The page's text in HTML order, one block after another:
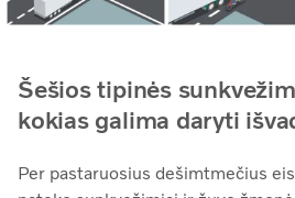
Šešios tipinės
kokias galima daryti
Per pastaruosius dešimtmečius